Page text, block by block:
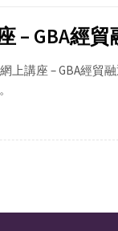
– GBA經貿
網上講座 – GBA經